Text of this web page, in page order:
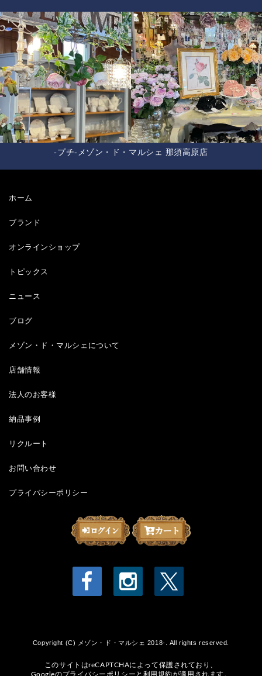
-プチ-メゾン・ド・マルシェ 那須高原店
ホーム
ブランド
オンラインショップ
トピックス
ニュース
ブログ
メゾン・ド・マルシェについて
店舗情報
法人のお客様
納品事例
リクルート
お問い合わせ
プライバシーポリシー
Copyright (C) メゾン・ド・マルシェ 2018-. All rights reserved.
このサイトはreCAPTCHAによって保護されており、
Googleのプライバシーポリシー と 利用規約が適用されます。